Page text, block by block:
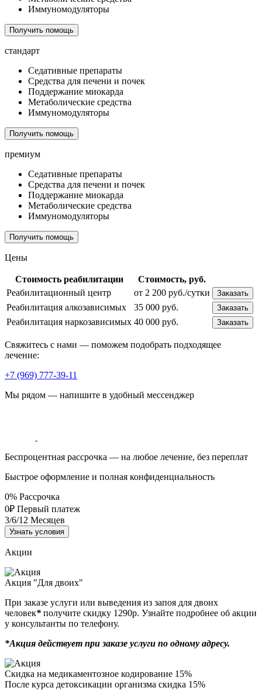
Иммуномодуляторы
Получить помощь
стандарт
Седативные препараты
Средства для печени и почек
Поддержание миокарда
Метаболические средства
Иммуномодуляторы
Получить помощь
премиум
Седативные препараты
Средства для печени и почек
Поддержание миокарда
Метаболические средства
Иммуномодуляторы
Получить помощь
Цены
Стоимость реабилитации
Стоимость, руб.
Реабилитационный центр
от 2 200 руб./сутки Заказать
Реабилитация алкозависимых 35 000 руб. Заказать
Реабилитация наркозависимых 40 000 руб. Заказать
Свяжитесь с нами — поможем подобрать подходящее
лечение:
+7 (969) 777-39-11
Мы рядом — напишите в удобный мессенджер
Беспроцентная рассрочка — на любое лечение, без переплат
Быстрое оформление и полная конфиденциальность
0% Рассрочка
0₽ Первый платеж
3/6/12 Месяцев
Узнать условия
Акции
Акция "Для двоих"
При заказе услуги или выведения из запоя для двоих
человек* получите скидку 1290р. Узнайте подробнее об акции
у консультанты по телефону.
*Акция действует при заказе услуги по одному адресу.
Скидка на медикаментозное кодирование 15%
После курса детоксикации организма скидка 15%